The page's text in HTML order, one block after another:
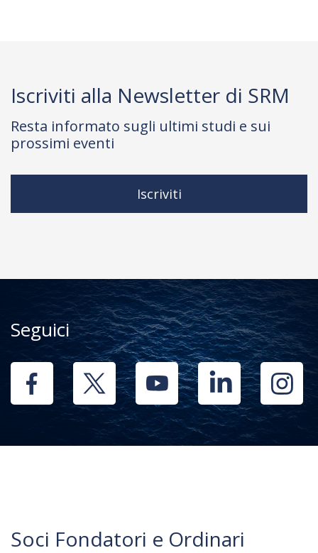
Iscriviti alla Newsletter di SRM
Resta informato sugli ultimi studi e sui
prossimi eventi
Iscriviti
Seguici
Soci Fondatori e Ordinari